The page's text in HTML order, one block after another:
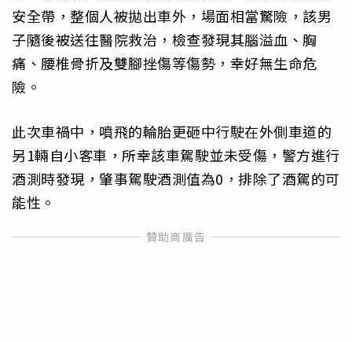
安全帶，整個人被拋出車外，場面相當驚險，該男
子隨後被送往醫院救治，檢查發現其腦溢血、胸
痛、腰椎骨折及雙腳挫傷等傷勢，幸好無生命危
險。
此次車禍中，噴飛的輪胎更砸中行駛在外側車道的
另1輛自小客車，所幸該車駕駛並未受傷，警方進行
酒測時發現，肇事駕駛酒測值為0，排除了酒駕的可
能性。